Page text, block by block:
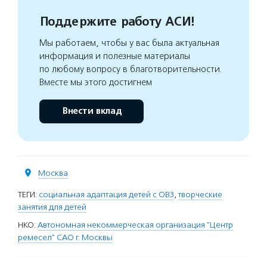
Поддержите работу АСИ!
Мы работаем, чтобы у вас была актуальная
информация и полезные материалы
по любому вопросу в благотворительности.
Вместе мы этого достигнем
Внести вклад
Москва
ТЕГИ: социальная адаптация детей с ОВЗ,творческие
занятия для детей
НКО: Автономная некоммерческая организация "Центр
ремесел" САО г. Москвы